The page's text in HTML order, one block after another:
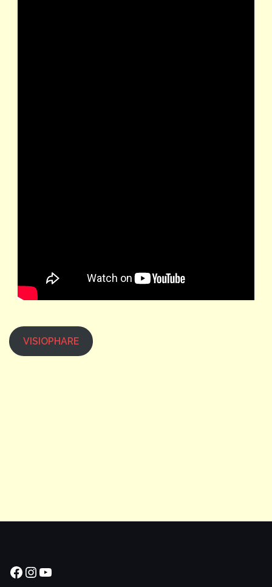
VISIOPHARE
Facebook
Instagram
YouTube